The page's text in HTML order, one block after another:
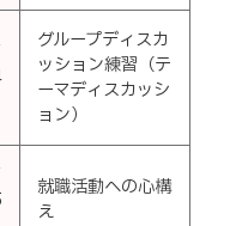
グループディスカ
ッション練習（テ
ーマディスカッシ
ョン）
就職活動への心構
え